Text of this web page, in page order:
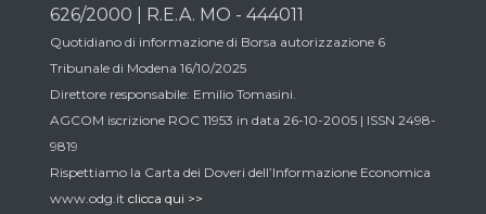
626/2000 | R.E.A. MO - 444011
Quotidiano di informazione di Borsa autorizzazione 6
Tribunale di Modena 16/10/2025
Direttore responsabile: Emilio Tomasini.
AGCOM iscrizione ROC 11953 in data 26-10-2005 | ISSN 2498-
9819
Rispettiamo la Carta dei Doveri dell’Informazione Economica
www.odg.it clicca qui >>